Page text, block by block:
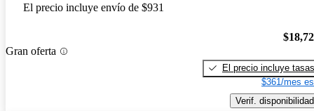
El precio incluye envío de $931
Gran oferta
El precio incluye tasas
$361/mes
Verif. disponibilidad